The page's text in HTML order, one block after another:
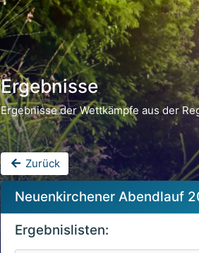
Ergebnisse
Ergebnisse der Wettkämpfe aus der
Zurück
Neuenkirchener Abendlauf
Ergebnislisten: